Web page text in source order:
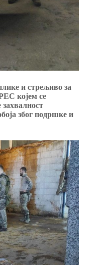
и стрељиво за
којем се
због подршке и